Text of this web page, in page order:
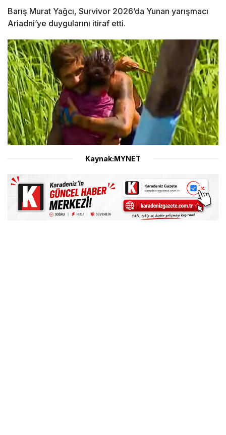
Barış Murat Yağcı, Survivor 2026’da Yunan yarışmacı
Ariadni’ye duygularını itiraf etti.
Kaynak:MYNET